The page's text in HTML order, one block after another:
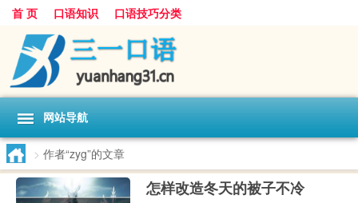
首 页 口语知识 口语技巧分类
网站导航
> 作者“zyg”的文章
怎样改造冬天的被子不冷